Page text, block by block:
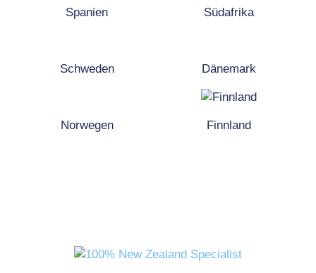
Spanien Südafrika
Schweden Dänemark
Norwegen Finnland